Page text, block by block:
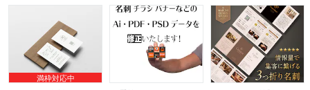
満枠対応中